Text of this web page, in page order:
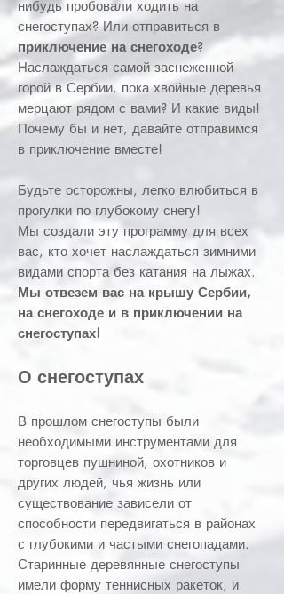
нибудь пробовали ходить на
снегоступах? Или отправиться в
приключение на снегоходе?
Наслаждаться самой заснеженной
горой в Сербии, пока хвойные деревья
мерцают рядом с вами? И какие виды!
Почему бы и нет, давайте отправимся
в приключение вместе!
Будьте осторожны, легко влюбиться в
прогулки по глубокому снегу!
Мы создали эту программу для всех
вас, кто хочет наслаждаться зимними
видами спорта без катания на лыжах.
Мы отвезем вас на крышу Сербии,
на снегоходе и в приключении на
снегоступах!
О снегоступах
В прошлом снегоступы были
необходимыми инструментами для
торговцев пушниной, охотников и
других людей, чья жизнь или
существование зависели от
способности передвигаться в районах
с глубокими и частыми снегопадами.
Старинные деревянные снегоступы
имели форму теннисных ракеток, и